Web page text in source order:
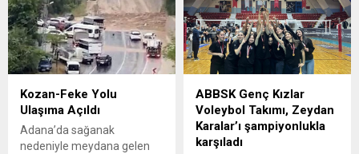
açıklamada bulundu ve
tutuklanması için özel
çalışıldığını iddia etti.
“HUKUKİ BİR SÜREÇ DEMEK
İSTERİZ AMA…” Karalar,
Halk TV’den Kürşad Oğuz’un
“11 yıl öncesine dair bir
meselenin gündeme getirilip
tutuklanmanız...
Kurumu’ndaki odasında asılı
halde ölü bulundu. Kurduğu
Thodex adındaki kripto para
borsası ile çok sayıda kişiyi
dolandırdığı iddia edilen
Faruk Fatih Özer, kaçtığı
Arnavutluk’ta 30 Ağustos...
Kozan-Feke Yolu
Ulaşıma Açıldı
Adana’da sağanak
nedeniyle meydana gelen
ABBSK Genç Kızlar
Voleybol Takımı, Zeydan
Karalar’ı şampiyonlukla
karşıladı